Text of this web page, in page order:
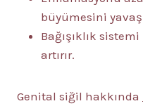
büyümesini
Bağışıklık
artırır.
Genital siğil hakkında